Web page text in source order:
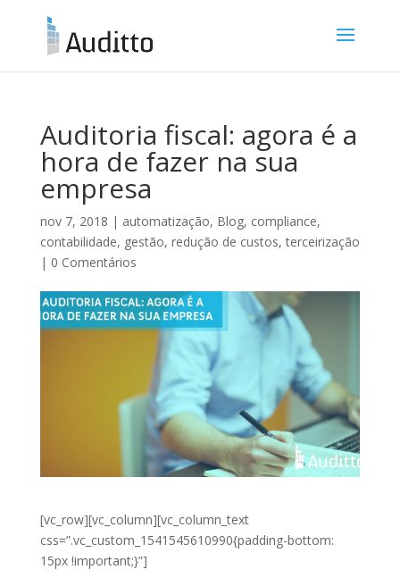
Auditoria fiscal: agora é a
hora de fazer na sua
empresa
nov 7, 2018 | automatização, Blog, compliance,
contabilidade, gestão, redução de custos,terceirização
| 0 Comentários
[vc_row][vc_column][vc_column_text
css=”.vc_custom_1541545610990{padding-bottom:
15px !important;}”]